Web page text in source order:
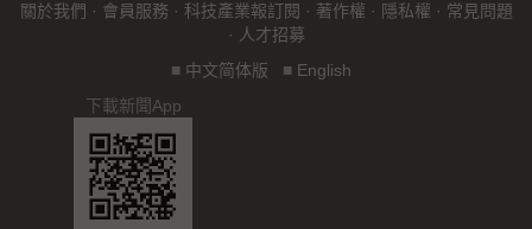
關於我們 · 會員服務 · 科技產業報訂閱 · 著作權 · 隱私權 · 常見問題
· 人才招募
■ 中文简体版 ■ English
下載新聞App